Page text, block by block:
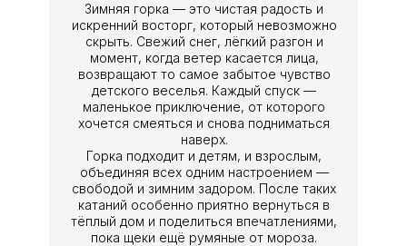
Зимняя горка — это чистая радость и
искренний восторг, который невозможно
скрыть. Свежий снег, лёгкий разгон и
момент, когда ветер касается лица,
возвращают то самое забытое чувство
детского веселья. Каждый спуск —
маленькое приключение, от которого
хочется смеяться и снова подниматься
наверх.
Горка подходит и детям, и взрослым,
объединяя всех одним настроением —
свободой и зимним задором. После таких
катаний особенно приятно вернуться в
тёплый дом и поделиться впечатлениями,
пока щеки ещё румяные от мороза.